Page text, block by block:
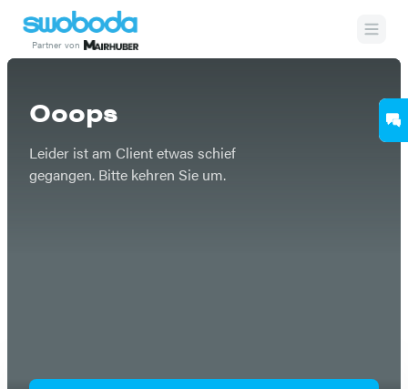
Partner von
Etwas ist schief gegangen
Ooops
Leider ist am Client etwas schief
gegangen. Bitte kehren Sie um.